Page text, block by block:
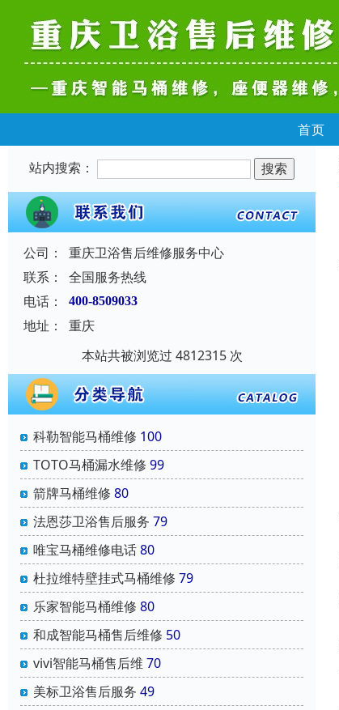
首页
站内搜索：
公司：
重庆卫浴售后维修服务中心
联系：
全国服务热线
电话：
400-8509033
地址：
重庆
本站共被浏览过 4812315 次
科勒智能马桶维修 100
TOTO马桶漏水维修 99
箭牌马桶维修 80
法恩莎卫浴售后服务 79
唯宝马桶维修电话80
杜拉维特壁挂式马桶维修 79
乐家智能马桶维修 80
和成智能马桶售后维修 50
vivi智能马桶售后维 70
美标卫浴售后服务 49